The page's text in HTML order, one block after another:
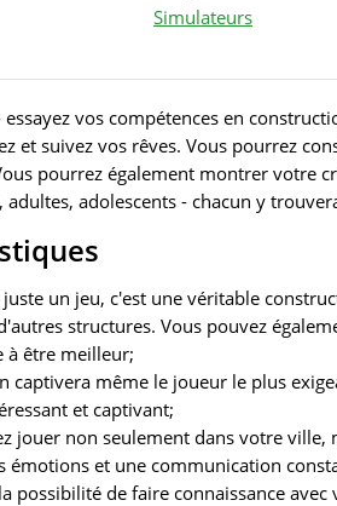
Simulateurs
essayez vos compétences en
et suivez vos rêves. Vous pourrez
pourrez également montrer votre
adultes, adolescents - chacun y
juste un jeu, c'est une véritable
structures. Vous pouvez
à être meilleur;
captivera même le joueur le plus
et captivant;
jouer non seulement dans votre ville,
émotions et une communication
possibilité de faire connaissance